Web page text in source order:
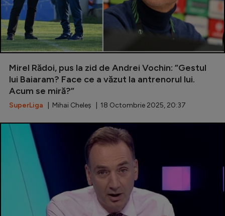
Mirel Rădoi, pus la zid de Andrei Vochin: ”Gestul
lui Baiaram? Face ce a văzut la antrenorul lui.
Acum se miră?”
SuperLiga | Mihai Cheleș | 18 Octombrie 2025, 20:37